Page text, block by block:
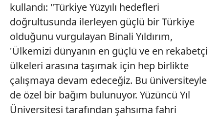
kullandı: "Türkiye Yüzyılı hedefleri
doğrultusunda ilerleyen güçlü bir Türkiye
olduğunu vurgulayan Binali Yıldırım,
'Ülkemizi dünyanın en güçlü ve en rekabetçi
ülkeleri arasına taşımak için hep birlikte
çalışmaya devam edeceğiz. Bu üniversiteyle
de özel bir bağım bulunuyor. Yüzüncü Yıl
Üniversitesi tarafından şahsıma fahri